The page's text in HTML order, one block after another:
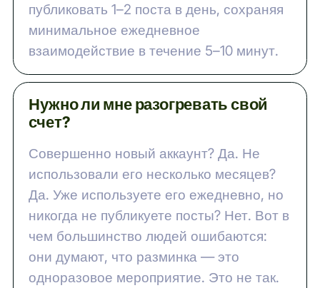
публиковать 1–2 поста в день, сохраняя
минимальное ежедневное
взаимодействие в течение 5–10 минут.
Нужно ли мне разогревать свой
счет?
Совершенно новый аккаунт? Да. Не
использовали его несколько месяцев?
Да. Уже используете его ежедневно, но
никогда не публикуете посты? Нет. Вот в
чем большинство людей ошибаются:
они думают, что разминка — это
одноразовое мероприятие. Это не так.